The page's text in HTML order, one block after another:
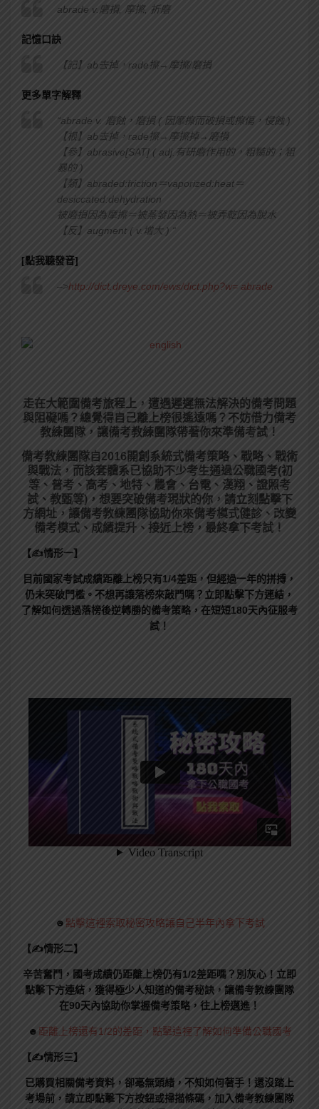
abrade v.磨損, 摩擦, 折磨
記憶口訣
【記】ab去掉，rade擦→摩擦/磨損
更多單字解釋
“abrade v. 磨蝕，磨損 ( 因摩擦而破損或擦傷，侵蝕 )
【根】ab去掉，rade擦→摩擦掉→磨損
【參】abrasive[SAT] ( adj.有研磨作用的，粗糙的；粗
暴的 )
【類】abraded:friction＝vaporized:heat＝
desiccated:dehydration
被磨損因為摩擦＝被蒸發因為熱＝被弄乾因為脫水
【反】augment ( v.增大 ) “
[點我聽發音]
–>http://dict.dreye.com/ews/dict.php?w= abrade
走在大範圍備考旅程上， 遭遇遲遲無法解決的備考問題
與阻礙嗎？總覺得自己離上榜很遙遠嗎？不妨借力備考
教練團隊，讓備考教練團隊帶著你來準備考試！
備考教練團隊自2016開創系統式備考策略、戰略、戰術
與戰法，而該套體系已協助不少考生通過公職國考(初
等、普考、高考、地特、農會、台電、漢翔、證照考
試、教甄等)，想要突破備考現狀的你，請立刻點擊下
方網址，讓備考教練團隊協助你來備考模式健診、改變
備考模式、成績提升、接近上榜，最終拿下考試！
【✍情形一】
目前國家考試成績距離上榜只有1/4差距，但經過一年的拼搏，
仍未突破門檻。不想再讓落榜來敲門嗎？立即點擊下方連結，
了解如何透過落榜後逆轉勝的備考策略，在短短180天內征服考
試！
☻ 點擊這裡索取秘密攻略讓自己半年內拿下考試
【✍情形二】
辛苦奮鬥，國考成績仍距離上榜仍有1/2差距嗎？別灰心！立即
點擊下方連結，獲得極少人知道的備考秘訣，讓備考教練團隊
在90天內協助你掌握備考策略，往上榜邁進！
☻ 距離上榜還有1/2的差距，點擊這裡了解如何準備公職國考
【✍情形三】
已購買相關備考資料，卻毫無頭緒，不知如何著手！還沒踏上
考場前，請立即點擊下方按鈕或掃描條碼，加入備考教練團隊